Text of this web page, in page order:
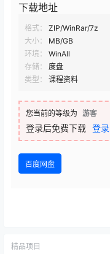
下载地址
格式：
ZIP/WinRar/7z
大小：
MB/GB
环境：
WinAll
存储：
度盘
类型：
课程资料
您当前的等级为 游客
登录后免费下载 登录
百度网盘
精品项目